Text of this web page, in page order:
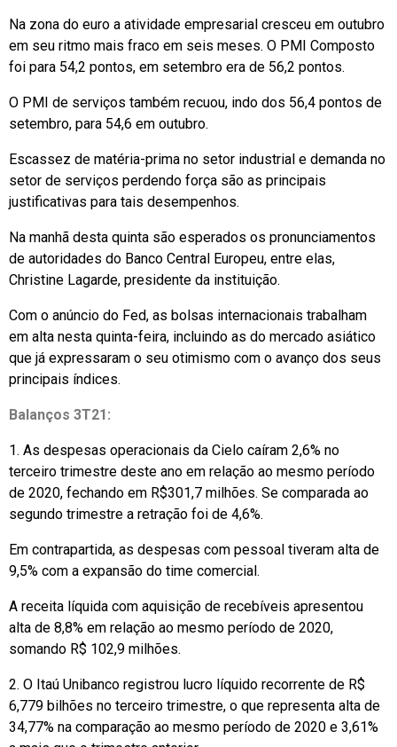
Na zona do euro a atividade empresarial cresceu em outubro
em seu ritmo mais fraco em seis meses. O PMI Composto
foi para 54,2 pontos, em setembro era de 56,2 pontos.
O PMI de serviços também recuou, indo dos 56,4 pontos de
setembro, para 54,6 em outubro.
Escassez de matéria-prima no setor industrial e demanda no
setor de serviços perdendo força são as principais
justificativas para tais desempenhos.
Na manhã desta quinta são esperados os pronunciamentos
de autoridades do Banco Central Europeu, entre elas,
Christine Lagarde, presidente da instituição.
Com o anúncio do Fed, as bolsas internacionais trabalham
em alta nesta quinta-feira, incluindo as do mercado asiático
que já expressaram o seu otimismo com o avanço dos seus
principais índices.
Balanços 3T21:
1. As despesas operacionais da Cielo caíram 2,6% no
terceiro trimestre deste ano em relação ao mesmo período
de 2020, fechando em R$301,7 milhões. Se comparada ao
segundo trimestre a retração foi de 4,6%.
Em contrapartida, as despesas com pessoal tiveram alta de
9,5% com a expansão do time comercial.
A receita líquida com aquisição de recebíveis apresentou
alta de 8,8% em relação ao mesmo período de 2020,
somando R$ 102,9 milhões.
2. O Itaú Unibanco registrou lucro líquido recorrente de R$
6,779 bilhões no terceiro trimestre, o que representa alta de
34,77% na comparação ao mesmo período de 2020 e 3,61%